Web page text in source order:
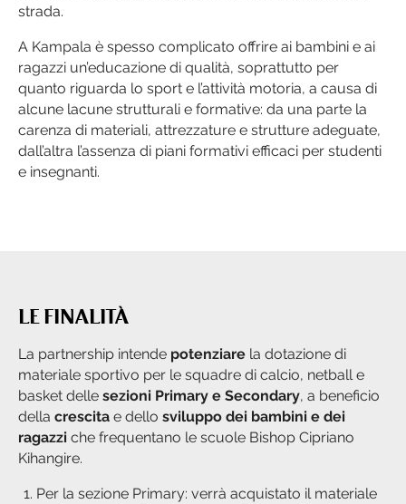
strada.
A Kampala è spesso complicato offrire ai bambini e ai
ragazzi un’educazione di qualità, soprattutto per
quanto riguarda lo sport e l’attività motoria, a causa di
alcune lacune strutturali e formative: da una parte la
carenza di materiali, attrezzature e strutture adeguate,
dall’altra l’assenza di piani formativi efficaci per studenti
e insegnanti.
LE FINALITÀ
La partnership intende potenziare la dotazione di
materiale sportivo per le squadre di calcio, netball e
basket delle sezioni Primary e Secondary, a beneficio
della crescita e dello sviluppo dei bambini e dei
ragazzi che frequentano le scuole Bishop Cipriano
Kihangire.
Per la sezione Primary: verrà acquistato il materiale